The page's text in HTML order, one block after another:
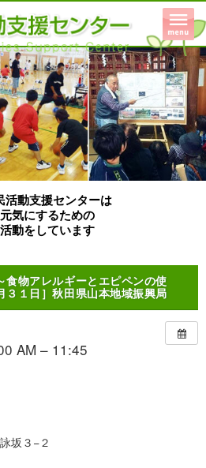
活動支援センターは
気にするための
動をしています
食物アレルギーとエピペンの使
３１日］秋田県山本地域振興局
AM – 11:45
坂３−２